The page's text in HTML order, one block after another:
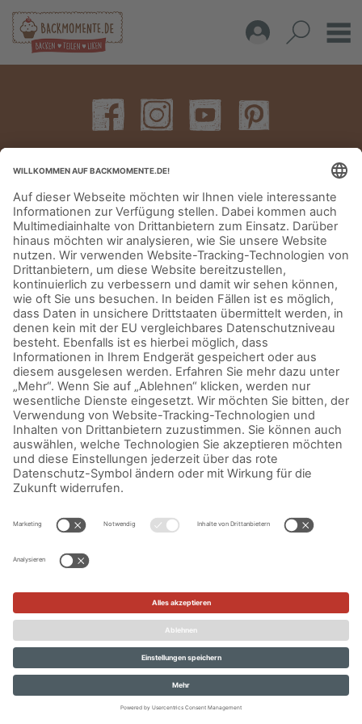
IMPRESSUM DATENSCHUTZERKLÄRUNG AGB KONTAKT
© Aurora Mühlen GmbH - Trettaustraße 49 – D-21107 Hamburg